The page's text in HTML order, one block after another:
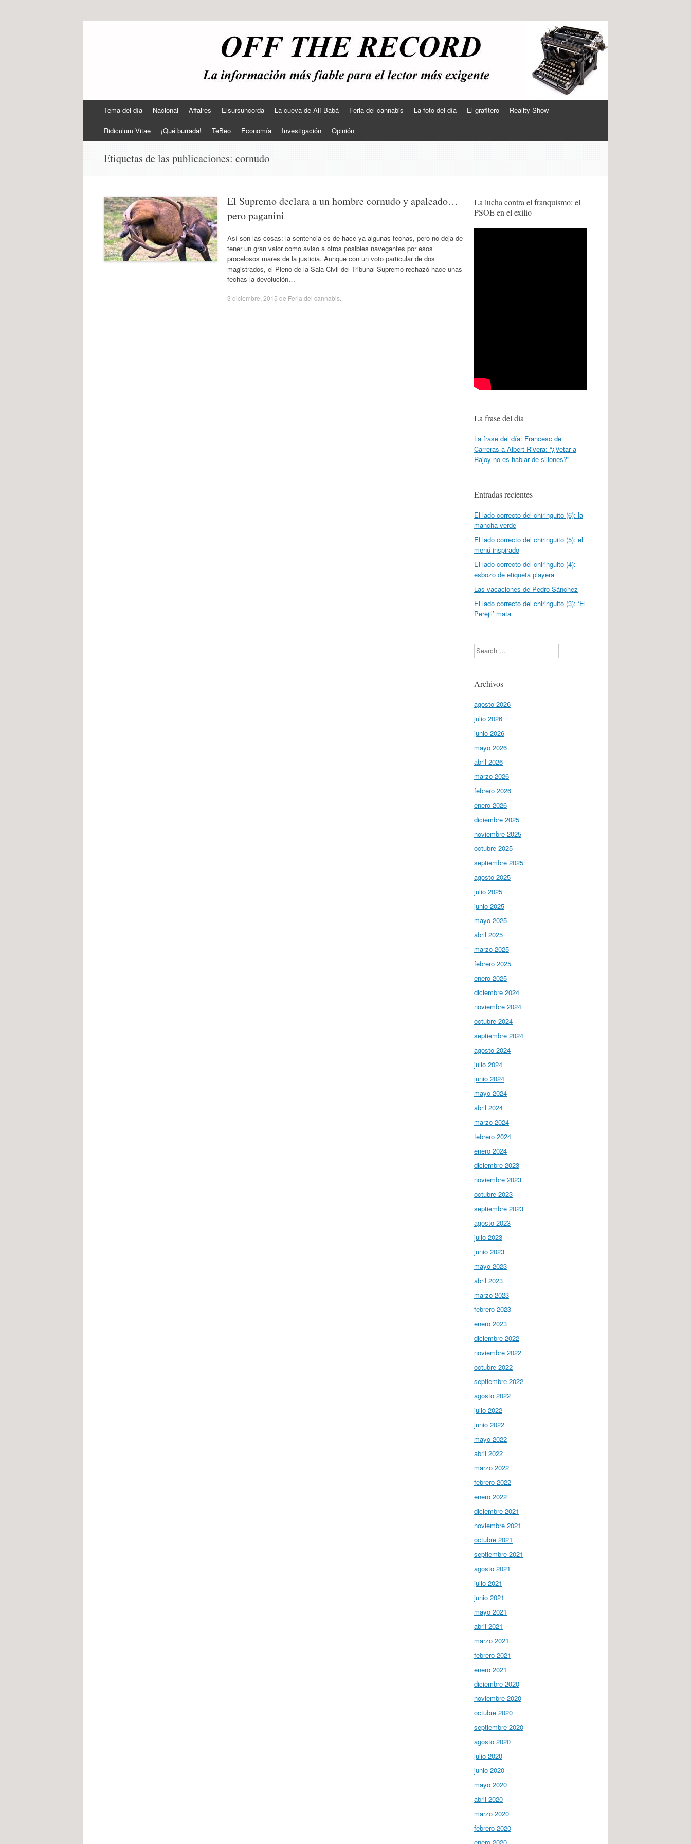
contenido
Tema del día Nacional Affaires Elsursuncorda La cueva de Alí Babá Feria del cannabis La foto del día El grafitero Reality Show
Ridiculum Vitae ¡Qué burrada! TeBeo Economía Investigación Opinión
Etiquetas de las publicaciones: cornudo
El Supremo declara a un hombre cornudo y apaleado…
pero paganini
Así son las cosas: la sentencia es de hace ya algunas fechas, pero no deja de
tener un gran valor como aviso a otros posibles navegantes por esos
procelosos mares de la justicia. Aunque con un voto particular de dos
magistrados, el Pleno de la Sala Civil del Tribunal Supremo rechazó hace unas
fechas la devolución…
3 diciembre, 2015 de Feria del cannabis
La lucha contra el franquismo: el
PSOE en el exilio
La frase del día
La frase del día: Francesc de
Carreras a Albert Rivera: “¿Vetar a
Rajoy no es hablar de sillones?”
Entradas recientes
El lado correcto del chiringuito (6): la
mancha verde
El lado correcto del chiringuito (5): el
menú inspirado
El lado correcto del chiringuito (4):
esbozo de etiqueta playera
Las vacaciones de Pedro Sánchez
El lado correcto del chiringuito (3): ‘El
Perejil’ mata
Search
Archivos
agosto 2026
julio 2026
junio 2026
mayo 2026
abril 2026
marzo 2026
febrero 2026
enero 2026
diciembre 2025
noviembre 2025
octubre 2025
septiembre 2025
agosto 2025
julio 2025
junio 2025
mayo 2025
abril 2025
marzo 2025
febrero 2025
enero 2025
diciembre 2024
noviembre 2024
octubre 2024
septiembre 2024
agosto 2024
julio 2024
junio 2024
mayo 2024
abril 2024
marzo 2024
febrero 2024
enero 2024
diciembre 2023
noviembre 2023
octubre 2023
septiembre 2023
agosto 2023
julio 2023
junio 2023
mayo 2023
abril 2023
marzo 2023
febrero 2023
enero 2023
diciembre 2022
noviembre 2022
octubre 2022
septiembre 2022
agosto 2022
julio 2022
junio 2022
mayo 2022
abril 2022
marzo 2022
febrero 2022
enero 2022
diciembre 2021
noviembre 2021
octubre 2021
septiembre 2021
agosto 2021
julio 2021
junio 2021
mayo 2021
abril 2021
marzo 2021
febrero 2021
enero 2021
diciembre 2020
noviembre 2020
octubre 2020
septiembre 2020
agosto 2020
julio 2020
junio 2020
mayo 2020
abril 2020
marzo 2020
febrero 2020